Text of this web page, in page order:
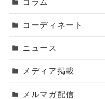
コラム
コーディネート
ニュース
メディア掲載
メルマガ配信